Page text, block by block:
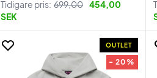
Tidigare pris: 699,00 454,00
SEK
OUTLET
- 20%